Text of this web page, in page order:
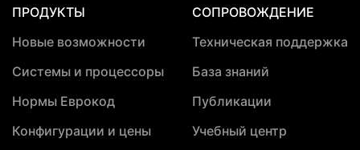
ПРОДУКТЫ
Новые возможности
Системы и процессоры
Нормы Еврокод
Конфигурации и цены
СОПРОВОЖДЕНИЕ
Техническая поддержка
База знаний
Публикации
Учебный центр